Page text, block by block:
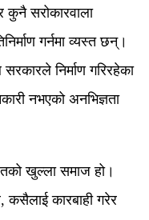
कुनै सरोकारवाला
गर्नमा व्यस्त छन्।
निर्माण गरिरहेका
नभएको अनभिज्ञता
खुल्ला समाज हो।
कारबाही गरेर